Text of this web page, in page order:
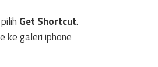
Get Shortcut.